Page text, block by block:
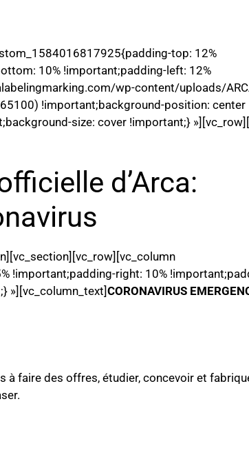
top: 12%
10% !important;padding-left: 12%
wp-content/uploads/
!important;background-position: center
size: cover !important;}
d’Arca:
!important;padding-right: 10%
»][vc_column_text]CORONAVIRUS
à faire des offres, étudier, concevoir et